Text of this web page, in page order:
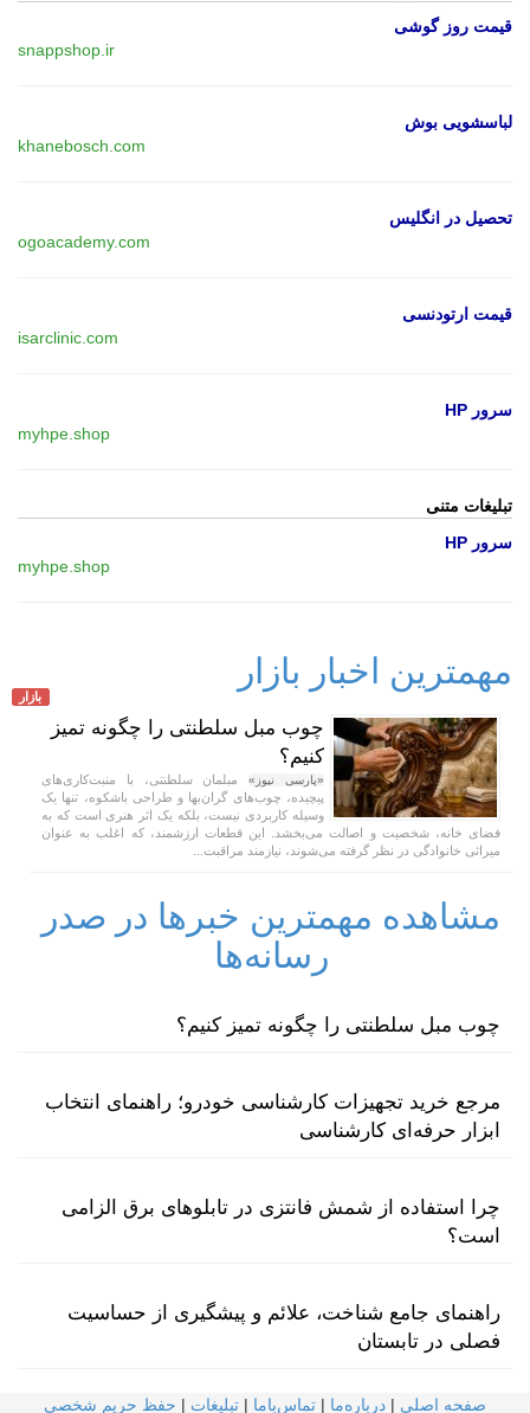
قیمت روز گوشی
snappshop.ir
لباسشویی بوش
khanebosch.com
تحصیل در انگلیس
ogoacademy.com
قیمت ارتودنسی
isarclinic.com
سرور HP
myhpe.shop
تبلیغات متنی
سرور HP
myhpe.shop
مهمترین اخبار بازار
بازار
چوب مبل سلطنتی را چگونه تمیز
کنیم؟
«پارسی نیوز»مبلمان سلطنتی، با منبت‌کاری‌های
پیچیده، چوب‌های گران‌بها و طراحی باشکوه، تنها یک
وسیله کاربردی نیست، بلکه یک اثر هنری است که به
فضای خانه، شخصیت و اصالت می‌بخشد. این قطعات ارزشمند، که اغلب به عنوان
میراثی خانوادگی در نظر گرفته می‌شوند، نیازمند مراقبت...
مشاهده مهمترین خبرها در صدر
رسانه‌ها
چوب مبل سلطنتی را چگونه تمیز کنیم؟
مرجع خرید تجهیزات کارشناسی خودرو؛ راهنمای انتخاب
ابزار حرفه‌ای کارشناسی
چرا استفاده از شمش فانتزی در تابلوهای برق الزامی
است؟
راهنمای جامع شناخت، علائم و پیشگیری از حساسیت
فصلی در تابستان
صفحه اصلی | درباره‌ما | تماس‌با‌ما | تبلیغات | حفظ حریم شخصی